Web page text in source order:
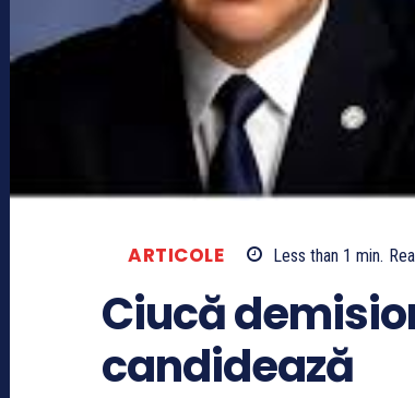
ARTICOLE Less than 1 min.
Ciucă
candidează